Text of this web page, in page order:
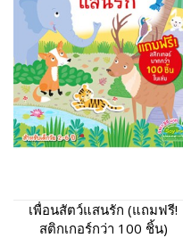
เพื่อนสัตว์แสนรัก (แถมฟรี!
สติกเกอร์กว่า 100 ชิ้น)